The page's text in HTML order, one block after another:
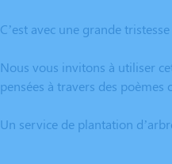
C’est avec une grande
Nous vous invitons à utiliser
pensées à travers des poèmes
Un service de plantation